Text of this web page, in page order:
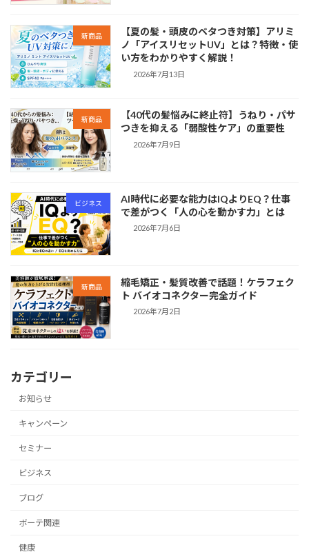
新商品
【夏の髪・頭皮のベタつき対策】アリミ
ノ「アイスリセットUV」とは？特徴・使
い方をわかりやすく解説！
2026年7月13日
新商品
【40代の髪悩みに終止符】うねり・パサ
つきを抑える「弱酸性ケア」の重要性
2026年7月9日
ビジネス
AI時代に必要な能力はIQよりEQ？仕事
で差がつく「人の心を動かす力」とは
2026年7月6日
新商品
縮毛矯正・髪質改善で話題！ケラフェク
ト バイオコネクター完全ガイド
2026年7月2日
カテゴリー
お知らせ
キャンペーン
セミナー
ビジネス
ブログ
ボーテ関連
健康